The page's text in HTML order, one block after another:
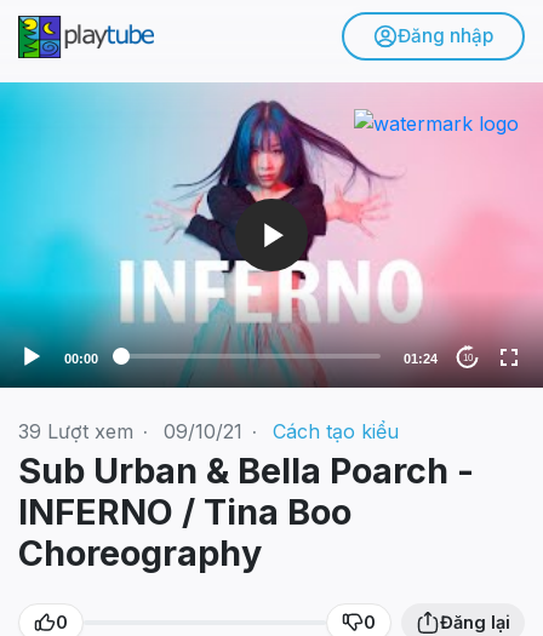
Đăng nhập
a
y
e
r
00:00 01:24 10
39 Lượt xem · 09/10/21 · Cách tạo kiểu
Sub Urban & Bella Poarch -
INFERNO / Tina Boo
Choreography
0 0 Đăng lại